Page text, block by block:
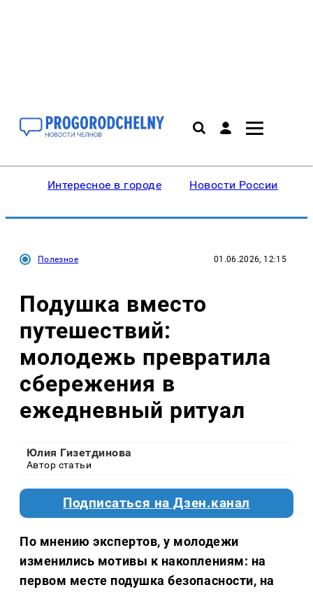
Интересное в городе Новости России
Полезное 01.06.2026, 12:15
Подушка вместо
путешествий:
молодежь превратила
сбережения в
ежедневный ритуал
Юлия Гизетдинова
Автор статьи
Подписаться на Дзен.канал
По мнению экспертов, у молодежи
изменились мотивы к накоплениям: на
первом месте подушка безопасности, на